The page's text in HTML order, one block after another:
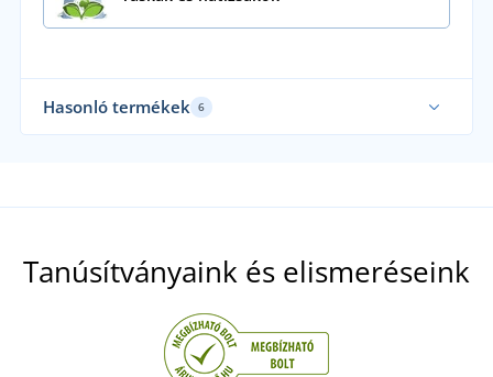
Hasonló termékek 6
Tanúsítványaink és elismeréseink